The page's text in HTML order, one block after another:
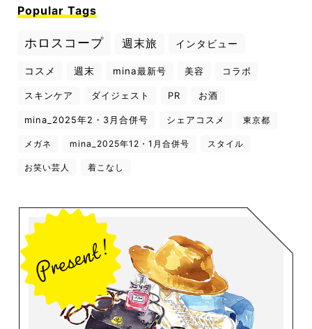
Popular Tags
ホロスコープ 週末旅 インタビュー
コスメ 週末 mina最新号 美容 コラボ
スキンケア ダイジェスト PR お酒
mina_2025年2・3月合併号 シェアコスメ 東京都
メガネ mina_2025年12・1月合併号 スタイル
お笑い芸人 着こなし